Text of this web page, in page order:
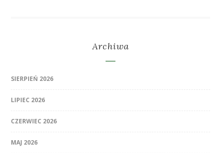
Archiwa
SIERPIEŃ 2026
LIPIEC 2026
CZERWIEC 2026
MAJ 2026